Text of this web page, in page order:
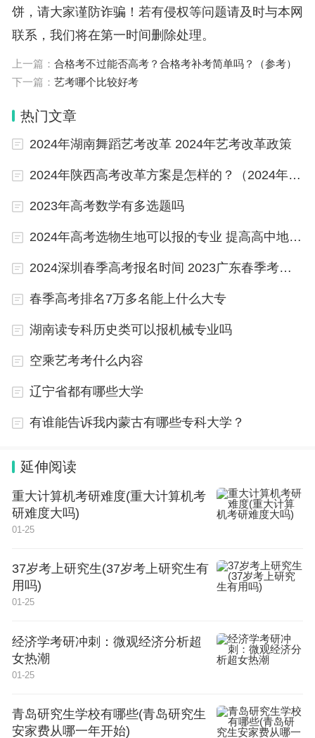
见各院校招生简章。
艺术本科综合分是以750分为满分计算，比如美术
类、音乐类折算方法为:综合分=考生总分X50%加专
业分X7.5X50%;而艺术专科综合分是以450分为满分
计算，比如美术类音乐类的折算方法为:综合分等于
艺考生总分X50%+专业分X4.5X50%。
美术艺考好考么？
美术艺考大多数省份一本的分数线在450分左右，比如中央美术
学院，文化分通常需要在470以上左右。美术艺考专业成绩230
本科有希望。若美术艺考要走一本，必须二项各加10分，才能
达到门坎。一般一本的学校350之上，关键得400之上。
一般的一本艺术类大学必须专业排行中等水平，美术艺考生的
文化艺术贴近350基本就能稳妥了，同样专业排行下美术学院则
一。不一样省区针对艺术生的录取分数线也有不同的规定。
美术艺考一本大学情况
正常情况下,美术艺考生是比文化生好考一本的。因为艺术生的
文化课分数相对较低,只要你把专业课学好,专业课能够轻松的过
们生活水平的提高,学习艺术的人越来越的，各个院校会根据每
年的报考人数来调整每年一本的录取分数线。
美术艺考考上一本挺容易的，但是美术的一本和文化生的一本
含金量并不一样，只有部分985211或者少数几个综合类大学美
能拉上去的。
2024四川艺考人数近6万人,美术联考占
比58%,本科录取率有多高?
法直接给出准确的本科录取率。
2024年四川省普通高校招生艺术类统考已经逐步展
开，其中美术类考生占比达到58%，成为四川省艺考
的主要组成部分。然而，具体的本科录取率会受到多
种因素的影响，如招生计划、报考人数、考试难度
等。因此，无法直接给出准确的本科录取率。
饼，请大家谨防诈骗！若有侵权等问题请及时与本网
联系，我们将在第一时间删除处理。
上一篇： 合格考不过能否高考？合格考补考简单吗？（参考）
下一篇： 艺考哪个比较好考
热门文章
2024年湖南舞蹈艺考改革 2024年艺考改革政策
2024年陕西高考改革方案是怎样的？（2024年新高考赋分表）
2023年高考数学有多选题吗
2024年高考选物生地可以报的专业 提高高中地理成绩的教辅书推荐
2024深圳春季高考报名时间 2023广东春季考试时间
春季高考排名7万多名能上什么大专
湖南读专科历史类可以报机械专业吗
空乘艺考考什么内容
辽宁省都有哪些大学
有谁能告诉我内蒙古有哪些专科大学？
延伸阅读
重大计算机考研难度(重大计算机考
研难度大吗)
01-25
37岁考上研究生(37岁考上研究生有
用吗)
01-25
经济学考研冲刺：微观经济分析超
女热潮
01-25
青岛研究生学校有哪些(青岛研究生
安家费从哪一年开始)